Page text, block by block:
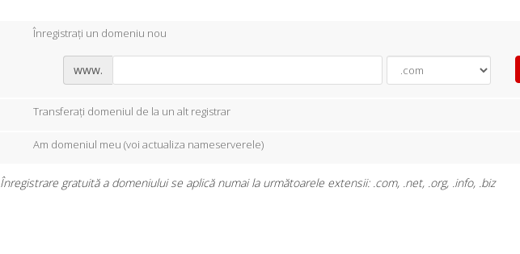
Înregistrați un domeniu nou
www.
Transferați domeniul de la un alt registrar
Am domeniul meu (voi actualiza nameserverele)
Înregistrare gratuită a domeniului se aplică numai la următoarele extensii: .com, .net, .org, .info, .biz